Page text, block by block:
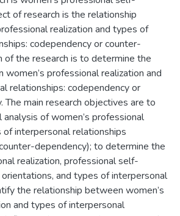
of research is the relationship
realization and types of
codependency or counter-
of the research is to determine the
professional realization and
relationships: codependency or
The main research objectives are to
of women’s professional
interpersonal relationships
dependency); to determine the
realization, professional self-
and types of interpersonal
the relationship between women’s
and types of interpersonal